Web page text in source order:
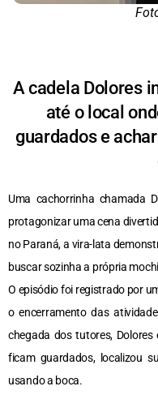
A cadela Dolores
até o local
guardados e
Uma cachorrinha chamada
protagonizar uma cena
no Paraná, a vira-lata
buscar sozinha a própria
O episódio foi registrado por
o encerramento das
chegada dos tutores,
ficam guardados, localizou
usando a boca.